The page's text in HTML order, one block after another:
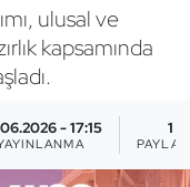
ulusal ve
kapsamında
- 17:15 1